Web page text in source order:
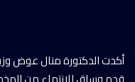
أكدت الدكتورة منال عوض